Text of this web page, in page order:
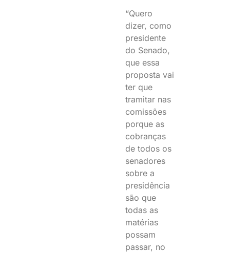
“Quero
dizer, como
presidente
do Senado,
que essa
proposta vai
ter que
tramitar nas
comissões
porque as
cobranças
de todos os
senadores
sobre a
presidência
são que
todas as
matérias
possam
passar, no